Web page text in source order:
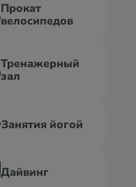
Прокат
велосипедов
Тренажерный
зал
Занятия йогой
Дайвинг